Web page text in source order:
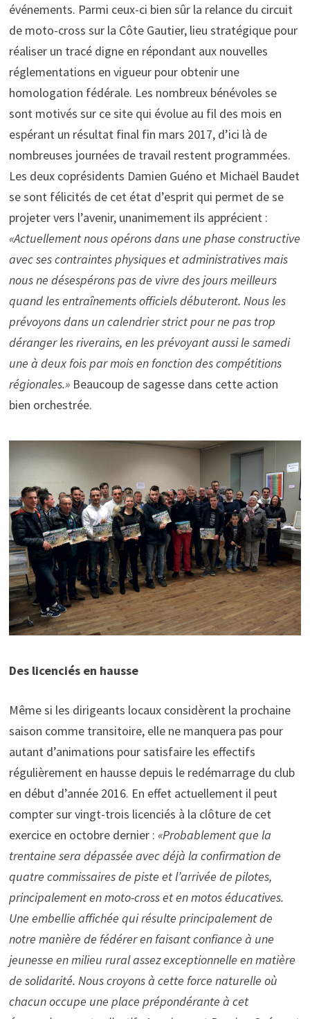
événements. Parmi ceux-ci bien sûr la relance du circuit
de moto-cross sur la Côte Gautier, lieu stratégique pour
réaliser un tracé digne en répondant aux nouvelles
réglementations en vigueur pour obtenir une
homologation fédérale. Les nombreux bénévoles se
sont motivés sur ce site qui évolue au fil des mois en
espérant un résultat final fin mars 2017, d’ici là de
nombreuses journées de travail restent programmées.
Les deux coprésidents Damien Guéno et Michaël Baudet
se sont félicités de cet état d’esprit qui permet de se
projeter vers l’avenir, unanimement ils apprécient :
«Actuellement nous opérons dans une phase constructive
avec ses contraintes physiques et administratives mais
nous ne désespérons pas de vivre des jours meilleurs
quand les entraînements officiels débuteront. Nous les
prévoyons dans un calendrier strict pour ne pas trop
déranger les riverains, en les prévoyant aussi le samedi
une à deux fois par mois en fonction des compétitions
régionales.»Beaucoup de sagesse dans cette action
bien orchestrée.
Des licenciés en hausse
Même si les dirigeants locaux considèrent la prochaine
saison comme transitoire, elle ne manquera pas pour
autant d’animations pour satisfaire les effectifs
régulièrement en hausse depuis le redémarrage du club
en début d’année 2016. En effet actuellement il peut
compter sur vingt-trois licenciés à la clôture de cet
exercice en octobre dernier : «Probablement que la
trentaine sera dépassée avec déjà la confirmation de
quatre commissaires de piste et l’arrivée de pilotes,
principalement en moto-cross et en motos éducatives.
Une embellie affichée qui résulte principalement de
notre manière de fédérer en faisant confiance à une
jeunesse en milieu rural assez exceptionnelle en matière
de solidarité. Nous croyons à cette force naturelle où
chacun occupe une place prépondérante à cet